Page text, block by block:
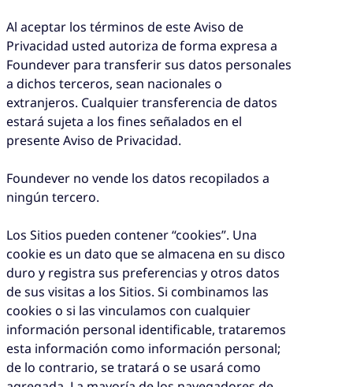
Al aceptar los términos de este Aviso de
Privacidad usted autoriza de forma expresa a
Foundever para transferir sus datos personales
a dichos terceros, sean nacionales o
extranjeros. Cualquier transferencia de datos
estará sujeta a los fines señalados en el
presente Aviso de Privacidad.
Foundever no vende los datos recopilados a
ningún tercero.
Los Sitios pueden contener “cookies”. Una
cookie es un dato que se almacena en su disco
duro y registra sus preferencias y otros datos
de sus visitas a los Sitios. Si combinamos las
cookies o si las vinculamos con cualquier
información personal identificable, trataremos
esta información como información personal;
de lo contrario, se tratará o se usará como